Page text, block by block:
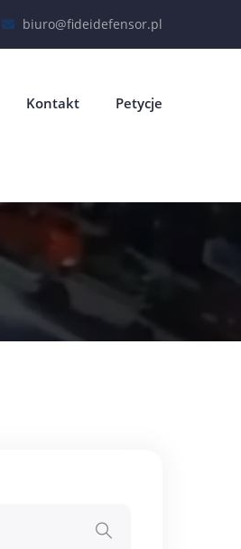
biuro@fideidefensor.pl
Kontakt Petycje